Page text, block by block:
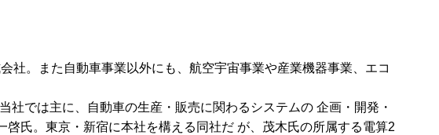
社。また自動車事業以外にも、航空宇宙事業や産業機器事業、エコ
では主に、自動車の生産・販売に関わるシステムの 企画・開発・
。東京・新宿に本社を構える同社だ が、茂木氏の所属する電算2